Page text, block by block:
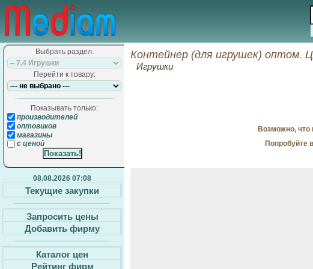
Выбрать раздел:
Перейти к товару:
Показывать только:
производителей
оптовиков
магазины
с ценой
08.08.2026 07:08
Текущие закупки
Запросить цены
Добавить фирму
Каталог цен
Рейтинг фирм
Контейнер (для игрушек) оптом.
Игрушки
Возможно, что
Попробуйте